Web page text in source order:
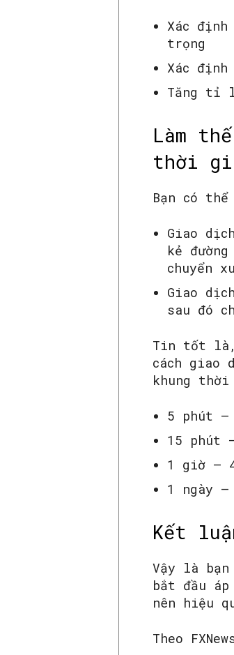
Xác
trọng
Xác
Tăng tỉ
Làm
thời
Bạn có
Giao
kẻ
chuyển
Giao
sau đó
Tin tốt là,
cách giao
khung
5 phút
15 phút
1 giờ –
1 ngày
Kết
Vậy là
bắt đầu
nên hiệu
Theo